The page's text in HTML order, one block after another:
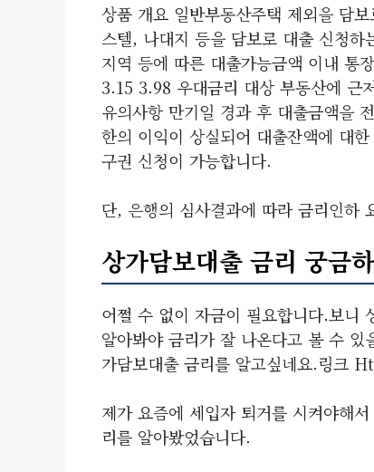
상품 개요 일반부동산주택 제외을 담
스텔, 나대지 등을 담보로 대출 신청
지역 등에 따른 대출가능금액 이내 통
3.15 3.98 우대금리 대상 부동산에 근
유의사항 만기일 경과 후 대출금액을
한의 이익이 상실되어 대출잔액에 대
구권 신청이 가능합니다.
단, 은행의 심사결과에 따라 금리인하
상가담보대출 금리 궁금
어쩔 수 없이 자금이 필요합니다.보니
알아봐야 금리가 잘 나온다고 볼 수
가담보대출 금리를 알고싶네요.링
제가 요즘에 세입자 퇴거를 시켜야해
리를 알아봤었습니다.